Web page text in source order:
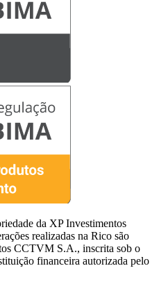
da XP Investimentos
realizadas na Rico são
CCTVM S.A., inscrita sob o
financeira autorizada pelo